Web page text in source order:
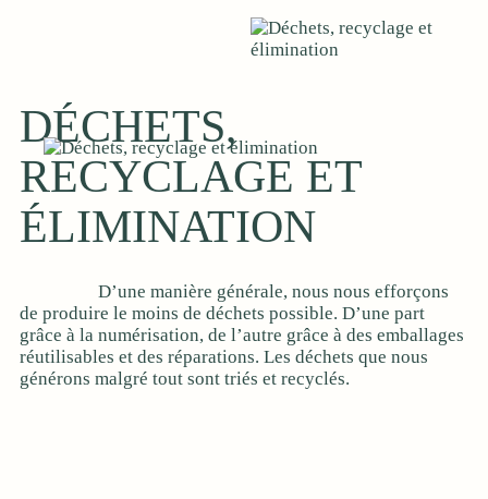
DÉCHETS,
RECYCLAGE ET
ÉLIMINATION
D’une manière générale, nous nous efforçons
de produire le moins de déchets possible. D’une part
grâce à la numérisation, de l’autre grâce à des emballages
réutilisables et des réparations. Les déchets que nous
générons malgré tout sont triés et recyclés.